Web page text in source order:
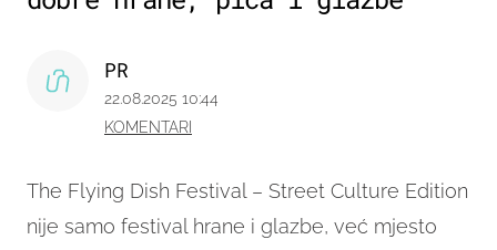
The Flying Dish Festival – Street Culture Edition
nije samo festival hrane i glazbe, već mjesto
PR
22.08.2025 10:44
KOMENTARI